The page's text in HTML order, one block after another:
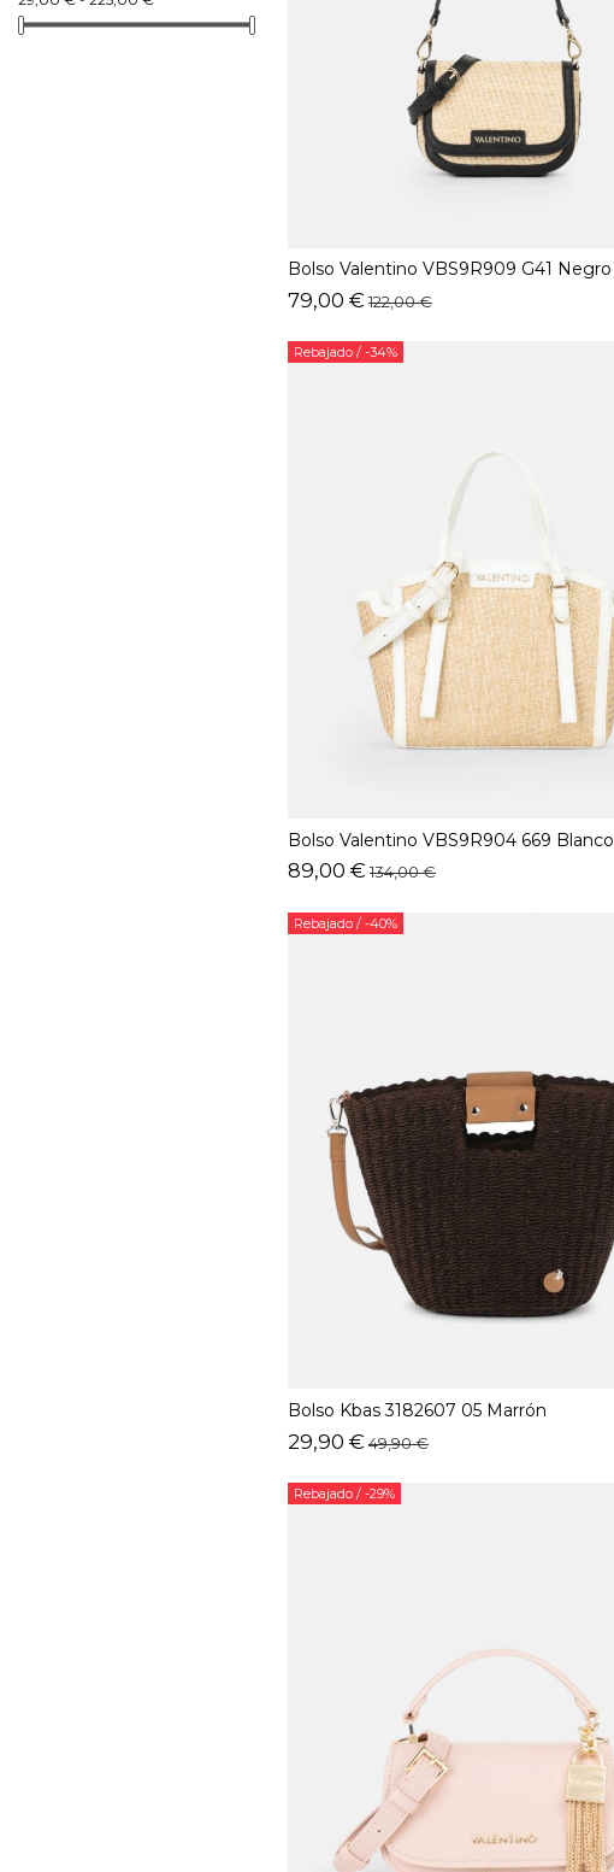
Bolso Valentino VBS9R909 G41 Negro
79,00 € 122,00 €
Rebajado / -34%
Bolso Valentino VBS9R904 669 Blanco
89,00 € 134,00 €
Rebajado / -40%
Bolso Kbas 3182607 05 Marrón
29,90 € 49,90 €
Rebajado / -29%